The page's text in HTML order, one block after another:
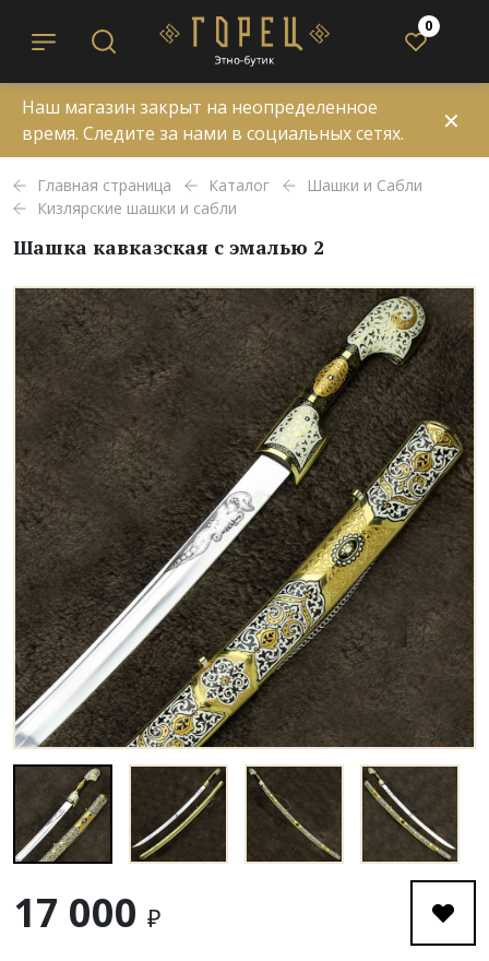
0
Наш магазин закрыт на неопределенное
время. Следите за нами в социальных сетях.
✕
Главная страница Каталог
Шашки и Сабли
Кизлярские шашки и сабли
Шашка кавказская с эмалью 2
17 000 ₽